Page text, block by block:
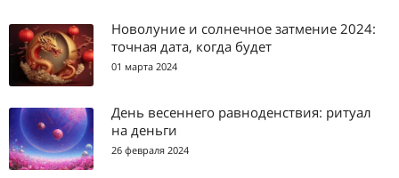
Новолуние и солнечное затмение 2024:
точная дата, когда будет
01 марта 2024
День весеннего равноденствия: ритуал
на деньги
26 февраля 2024